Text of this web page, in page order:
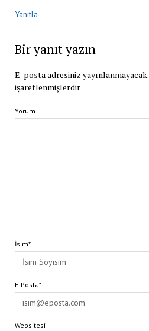
Yanıtla
Bir yanıt yazın
E-posta adresiniz yayınlanmayacak.
işaretlenmişlerdir
Yorum
İsim*
E-Posta*
Websitesi